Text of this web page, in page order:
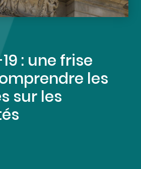
: une frise
les
sur les